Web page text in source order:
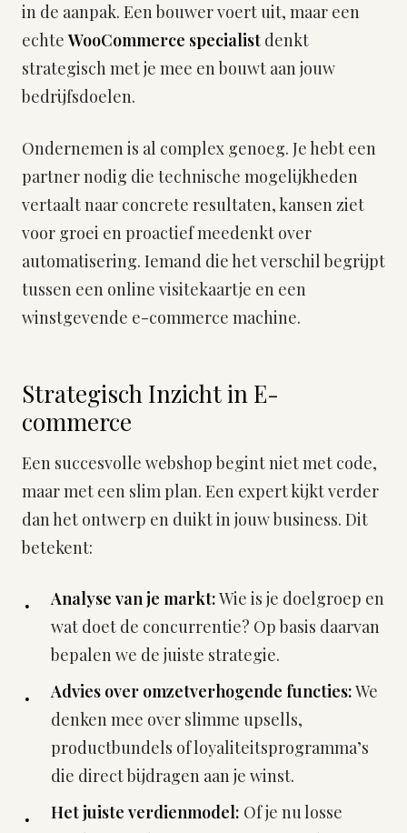
in de aanpak. Een bouwer voert uit, maar een
echteWooCommerce specialist denkt
strategisch met je mee en bouwt aan jouw
bedrijfsdoelen.
Ondernemen is al complex genoeg. Je hebt een
partner nodig die technische mogelijkheden
vertaalt naar concrete resultaten, kansen ziet
voor groei en proactief meedenkt over
automatisering. Iemand die het verschil begrijpt
tussen een online visitekaartje en een
winstgevende e-commerce machine.
Strategisch Inzicht in E-
commerce
Een succesvolle webshop begint niet met code,
maar met een slim plan. Een expert kijkt verder
dan het ontwerp en duikt in jouw business. Dit
betekent:
Analyse van je markt:Wie is je doelgroep en
wat doet de concurrentie? Op basis daarvan
bepalen we de juiste strategie.
Advies over omzetverhogende functies:We
denken mee over slimme upsells,
productbundels of loyaliteitsprogramma’s
die direct bijdragen aan je winst.
Het juiste verdienmodel: Of je nu losse